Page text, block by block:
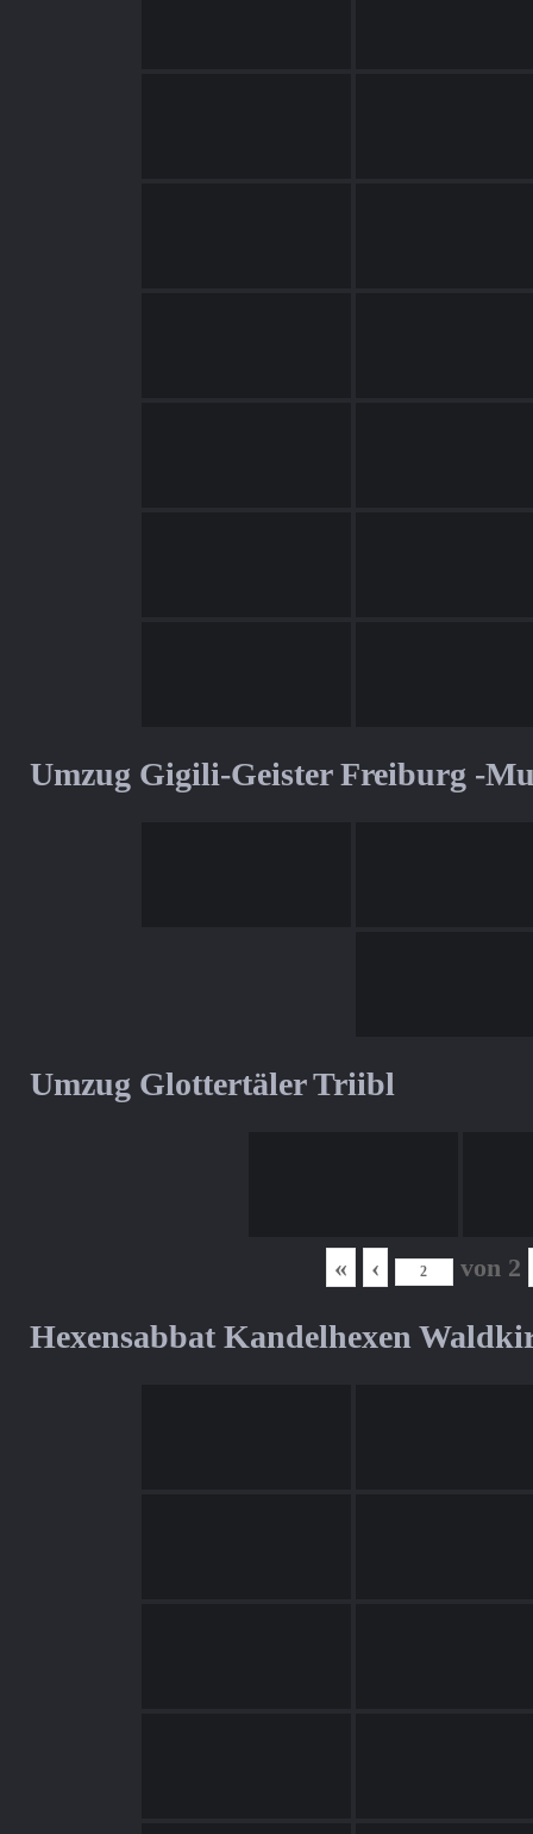
Umzug Gigili-Geister Freiburg -
Umzug Glottertäler Triibl
« ‹ von 2
Hexensabbat Kandelhexen